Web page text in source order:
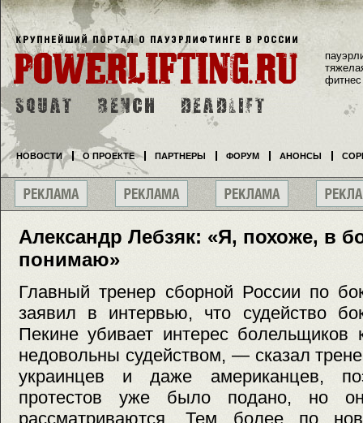
Александр Лебзяк: «Я, похоже, в
понимаю»
Главный тренер сборной России по
заявил в интервью, что судейство
Пекине убивает интерес
недовольны судейством, — сказал
украинцев и даже американцев,
протестов уже было подано, но
рассматриваются. Тем более по
фитнес
НОВОСТИ О ПРОЕКТЕ ПАРТНЕРЫ ФОРУМ АНОНСЫ